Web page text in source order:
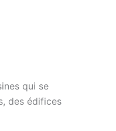
qui se
des édifices